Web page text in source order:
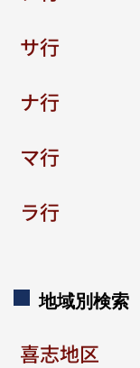
サ行
ナ行
マ行
ラ行
地域別検索
喜志地区